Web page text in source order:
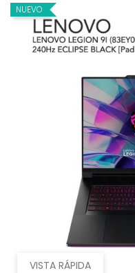
VISTA RÁPIDA
NUEVO